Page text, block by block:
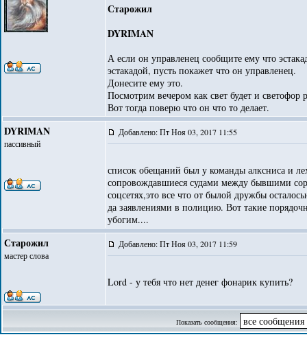
Старожил
DYRIMAN
А если он управленец сообщите ему что
эстакадой, пусть покажет что он управленец.
Донесите ему это.
Посмотрим вечером как свет будет и светофор
Вот тогда поверю что он что то делает.
DYRIMAN
пассивный
Добавлено: Пт Ноя 03, 2017 11:55
список обещаний был у команды алксниса и
сопровождавшиеся судами между бывшими
соцсетях,это все что от былой дружбы
да заявлениями в полицию. Вот такие
убогим....
Старожил
мастер слова
Добавлено: Пт Ноя 03, 2017 11:59
Lord - у тебя что нет денег фонарик купить?
Показать сообщения: